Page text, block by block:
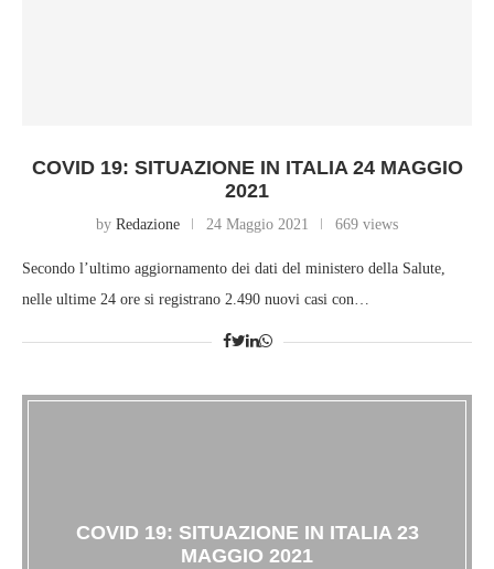
COVID 19: SITUAZIONE IN ITALIA 24 MAGGIO
2021
by Redazione 24 Maggio 2021 669 views
Secondo l’ultimo aggiornamento dei dati del ministero della Salute,
nelle ultime 24 ore si registrano 2.490 nuovi casi con…
COVID 19: SITUAZIONE IN ITALIA 23
MAGGIO 2021